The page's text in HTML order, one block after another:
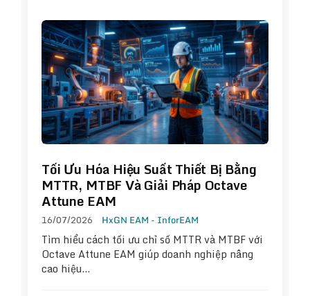
Tối Ưu Hóa Hiệu Suất Thiết Bị Bằng
MTTR, MTBF Và Giải Pháp Octave
Attune EAM
16/07/2026 HxGN EAM - InforEAM
Tìm hiểu cách tối ưu chỉ số MTTR và MTBF với
Octave Attune EAM giúp doanh nghiệp nâng
cao hiệu…